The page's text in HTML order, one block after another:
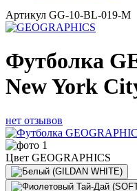
Артикул GG-10-BL-019-M
Футболка
New York
нет отзывов
Цвет GEOGRAPHICS